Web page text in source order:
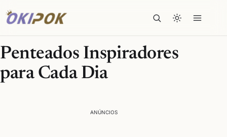
Penteados Inspiradores
para Cada Dia
ANÚNCIOS